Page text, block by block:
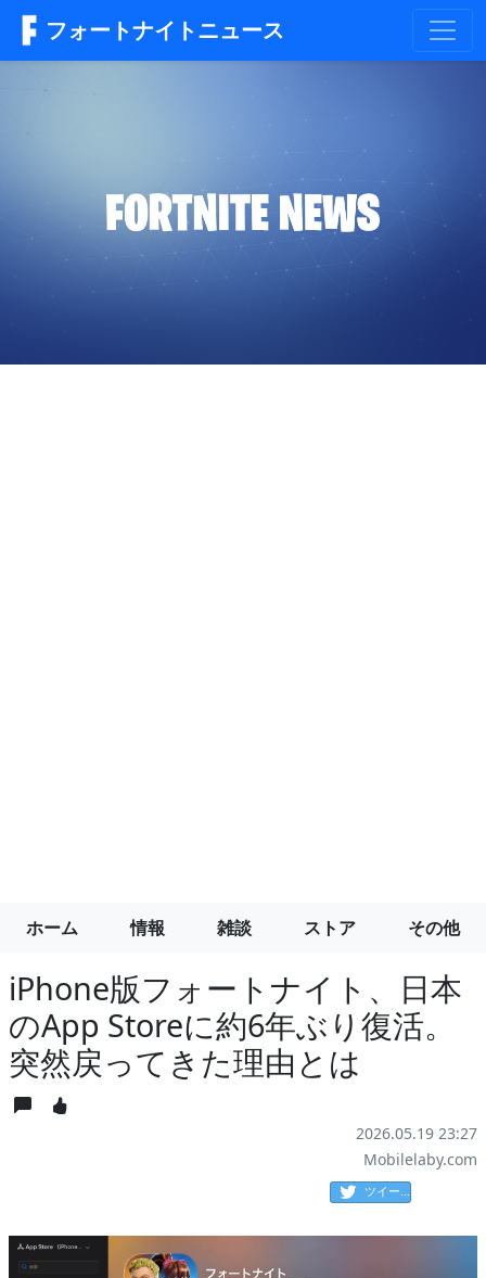
フォートナイトニュース
ホーム 情報 雑談 ストア その他
iPhone版フォートナイト、日本
のApp Storeに約6年ぶり復活。
突然戻ってきた理由とは
2026.05.19 23:27
Mobilelaby.com
ツイート